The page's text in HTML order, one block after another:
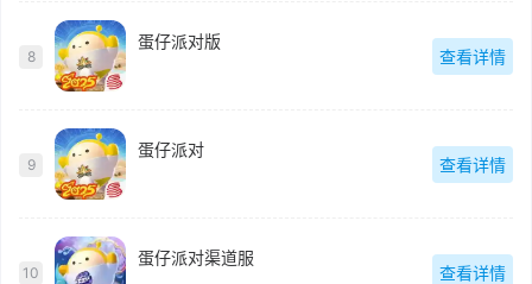
8
蛋仔派对版
查看详情
9
蛋仔派对
查看详情
10
蛋仔派对渠道服
查看详情